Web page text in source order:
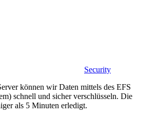
Security
können wir Daten mittels des EFS
schnell und sicher verschlüsseln. Die
als 5 Minuten erledigt.